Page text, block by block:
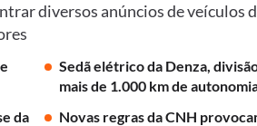
diversos anúncios de veículos
Sedã elétrico da Denza,
mais de 1.000 km de
da
Novas regras da CNH